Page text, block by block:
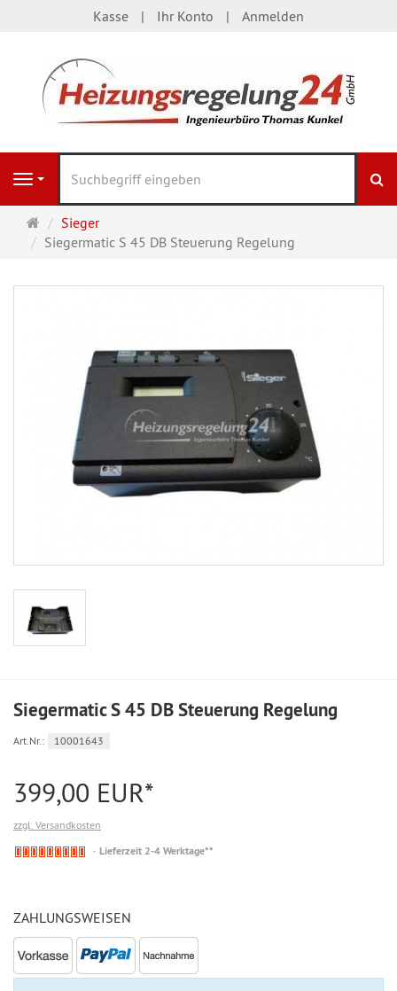
Kasse Ihr Konto Anmelden
Navigation
Startseite
Sieger
Siegermatic S 45 DB Steuerung Regelung
Siegermatic S 45 DB Steuerung Regelung
Art.Nr.: 10001643
399,00 EUR*
zzgl. Versandkosten
Nicht
Lieferzeit 2-4 Werktage**
ZAHLUNGSWEISEN